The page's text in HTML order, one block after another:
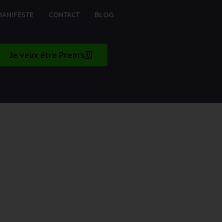
CONTACT BLOG
Je veux être Prem's